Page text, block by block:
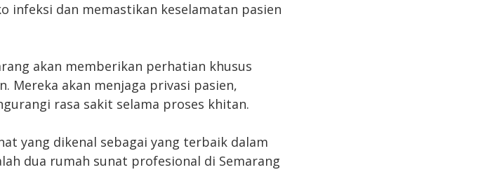
infeksi dan memastikan keselamatan pasien
akan memberikan perhatian khusus
Mereka akan menjaga privasi pasien,
rasa sakit selama proses khitan.
yang dikenal sebagai yang terbaik dalam
dua rumah sunat profesional di Semarang